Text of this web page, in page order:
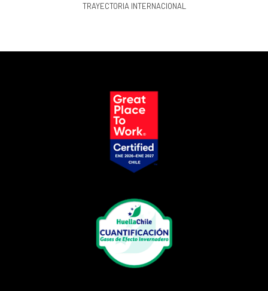
TRAYECTORIA INTERNACIONAL